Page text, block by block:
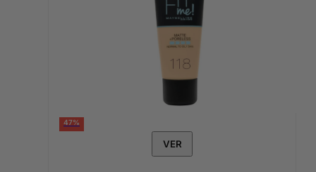
47%
VER